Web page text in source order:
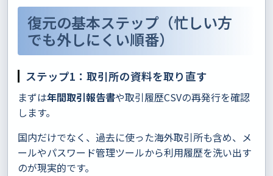
復元の基本ステップ（忙しい方
でも外しにくい順番）
ステップ1：取引所の資料を取り直す
まずは年間取引報告書や取引履歴CSVの再発行を確認
します。
国内だけでなく、過去に使った海外取引所も含め、メ
ールやパスワード管理ツールから利用履歴を洗い出す
のが現実的です。